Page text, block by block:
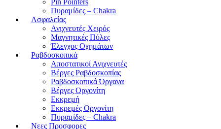
Πυραμίδες – Chakra
Ασφαλείας
Ανιχνευτές Χειρός
Μαγνητικές Πύλες
Έλεγχος Οχημάτων
Ραβδοσκοπικά
Αποστατικοί Ανιχνευτές
Βέργες Ραβδοσκοπίας
Ραβδοσκοπικά Όργανα
Βέργες Οργονίτη
Εκκρεμή
Εκκρεμές Οργονίτη
Πυραμίδες – Chakra
Νεες Προσφορες